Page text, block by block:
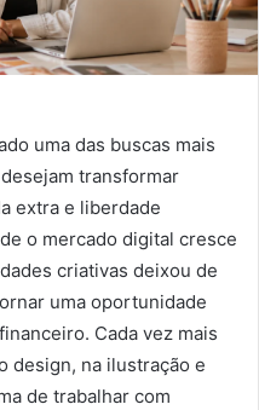
uma das buscas mais
transformar
extra e liberdade
o mercado digital cresce
criativas deixou de
uma oportunidade
Cada vez mais
design, na ilustração e
de trabalhar com